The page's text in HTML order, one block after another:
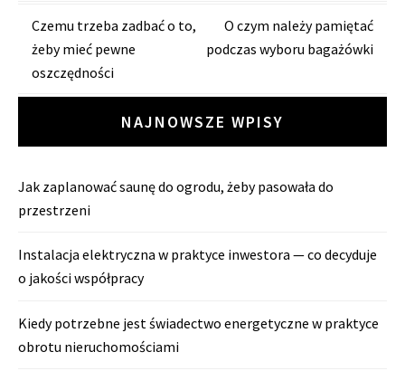
Zobacz
wpisy
Czemu trzeba zadbać o to,
żeby mieć pewne
oszczędności
O czym należy pamiętać
podczas wyboru bagażówki
NAJNOWSZE WPISY
Jak zaplanować saunę do ogrodu, żeby pasowała do
przestrzeni
Instalacja elektryczna w praktyce inwestora — co decyduje
o jakości współpracy
Kiedy potrzebne jest świadectwo energetyczne w praktyce
obrotu nieruchomościami